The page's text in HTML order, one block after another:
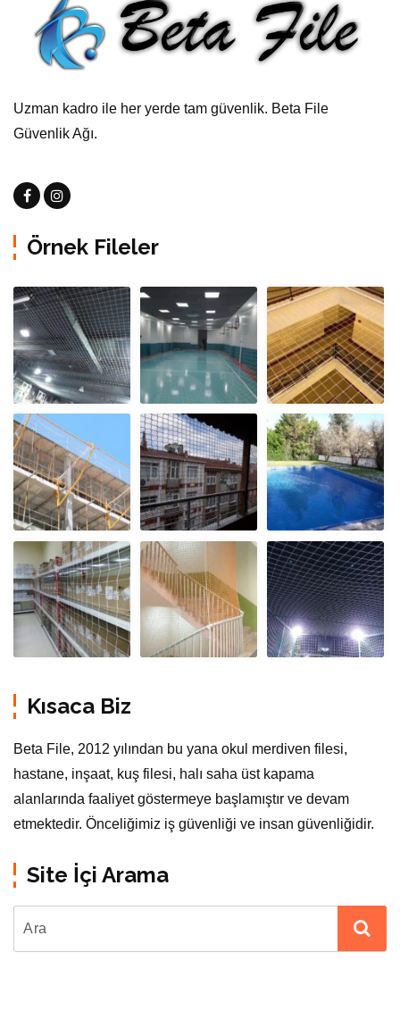
Uzman kadro ile her yerde tam güvenlik. Beta File
Güvenlik Ağı.
Örnek Fileler
Kısaca Biz
Beta File, 2012 yılından bu yana okul merdiven filesi,
hastane, inşaat, kuş filesi, halı saha üst kapama
alanlarında faaliyet göstermeye başlamıştır ve devam
etmektedir. Önceliğimiz iş güvenliği ve insan güvenliğidir.
Site İçi Arama